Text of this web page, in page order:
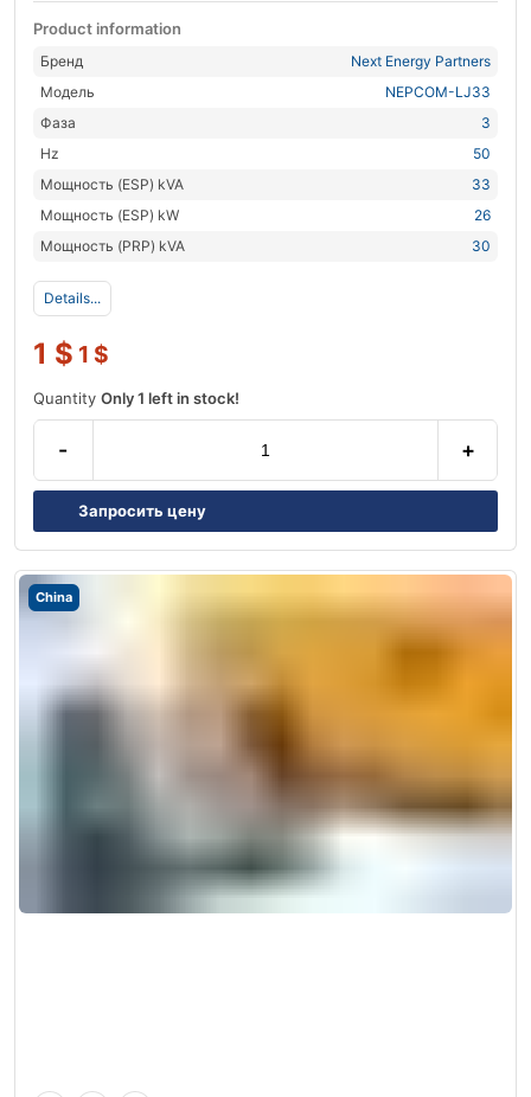
Product information
Бренд
Next Energy Partners
Модель
NEPCOM-LJ33
Фаза
3
Hz
50
Мощность (ESP) kVA
33
Мощность (ESP) kW
26
Мощность (PRP) kVA
30
Details...
1 $ 1 $
Quantity Only 1 left in stock!
- +
Запросить цену
China